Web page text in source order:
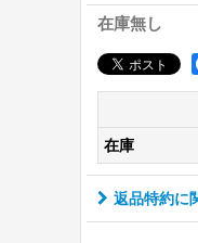
在庫無し
在庫
返品特約に